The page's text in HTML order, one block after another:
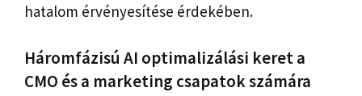
hatalom érvényesítése érdekében.
Háromfázisú AI optimalizálási keret a
CMO és a marketing csapatok számára